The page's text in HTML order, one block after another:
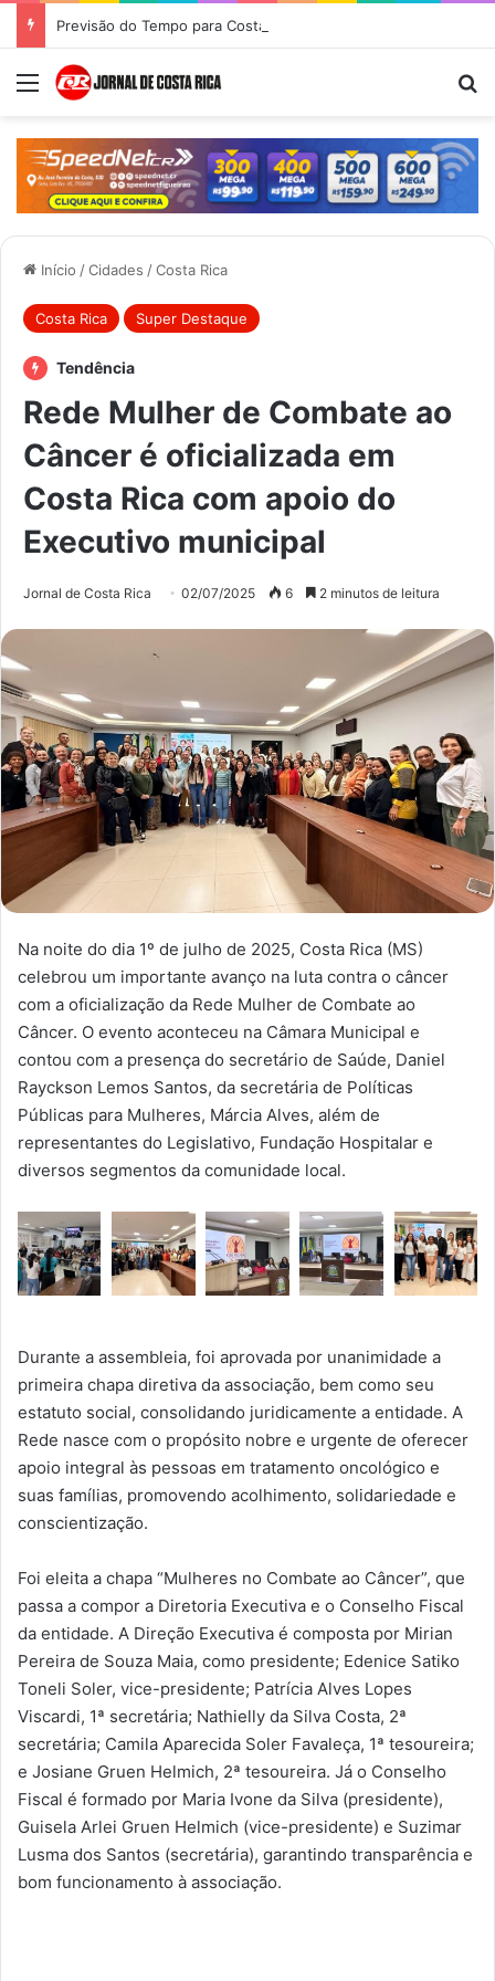
Previsão do Tempo para Costa Rica nesta sexta-feira (7)
Menu
Início /Cidades /Costa Rica
Costa Rica Super Destaque
Tendência
Rede Mulher de Combate ao
Câncer é oficializada em
Costa Rica com apoio do
Executivo municipal
Jornal de Costa Rica 02/07/2025 6 2 minutos de leitura
Na noite do dia 1º de julho de 2025, Costa Rica (MS)
celebrou um importante avanço na luta contra o câncer
com a oficialização da Rede Mulher de Combate ao
Câncer. O evento aconteceu na Câmara Municipal e
contou com a presença do secretário de Saúde, Daniel
Rayckson Lemos Santos, da secretária de Políticas
Públicas para Mulheres, Márcia Alves, além de
representantes do Legislativo, Fundação Hospitalar e
diversos segmentos da comunidade local.
Durante a assembleia, foi aprovada por unanimidade a
primeira chapa diretiva da associação, bem como seu
estatuto social, consolidando juridicamente a entidade. A
Rede nasce com o propósito nobre e urgente de oferecer
apoio integral às pessoas em tratamento oncológico e
suas famílias, promovendo acolhimento, solidariedade e
conscientização.
Foi eleita a chapa “Mulheres no Combate ao Câncer”, que
passa a compor a Diretoria Executiva e o Conselho Fiscal
da entidade. A Direção Executiva é composta por Mirian
Pereira de Souza Maia, como presidente; Edenice Satiko
Toneli Soler, vice-presidente; Patrícia Alves Lopes
Viscardi, 1ª secretária; Nathielly da Silva Costa, 2ª
secretária; Camila Aparecida Soler Favaleça, 1ª tesoureira;
e Josiane Gruen Helmich, 2ª tesoureira. Já o Conselho
Fiscal é formado por Maria Ivone da Silva (presidente),
Guisela Arlei Gruen Helmich (vice-presidente) e Suzimar
Lusma dos Santos (secretária), garantindo transparência e
bom funcionamento à associação.